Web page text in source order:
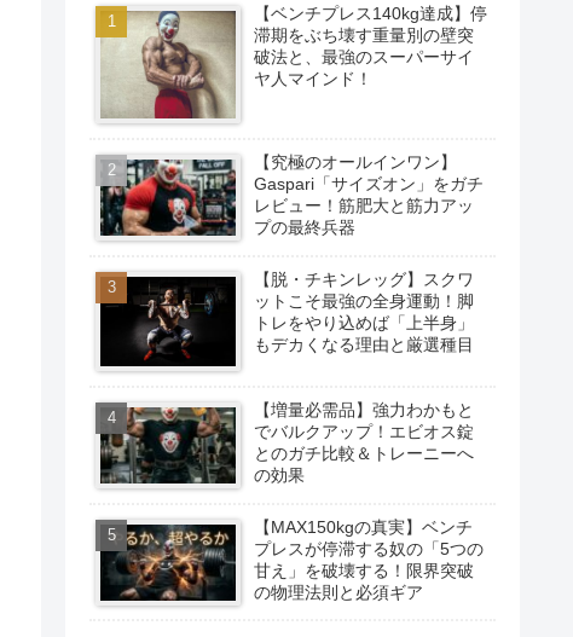
【ベンチプレス140kg達成】停
滞期をぶち壊す重量別の壁突
破法と、最強のスーパーサイ
ヤ人マインド！
【究極のオールインワン】
Gaspari「サイズオン」をガチ
レビュー！筋肥大と筋力アッ
プの最終兵器
【脱・チキンレッグ】スクワ
ットこそ最強の全身運動！脚
トレをやり込めば「上半身」
もデカくなる理由と厳選種目
【増量必需品】強力わかもと
でバルクアップ！エビオス錠
とのガチ比較＆トレーニーへ
の効果
【MAX150kgの真実】ベンチ
プレスが停滞する奴の「5つの
甘え」を破壊する！限界突破
の物理法則と必須ギア